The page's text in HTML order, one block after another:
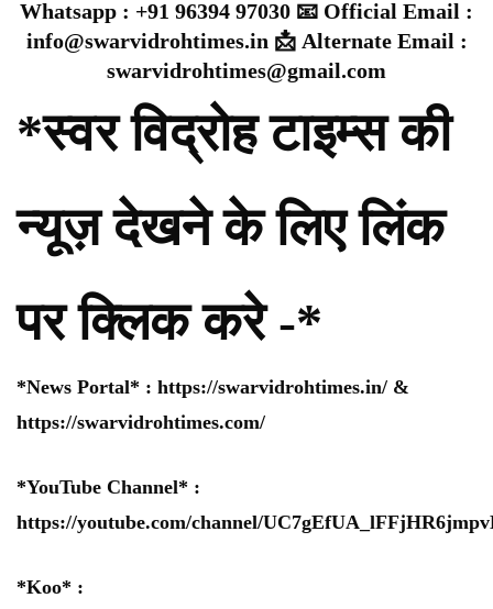
Whatsapp : +91 96394 97030 📧 Official Email :
info@swarvidrohtimes.in 📩 Alternate Email :
swarvidrohtimes@gmail.com
*स्वर विद्रोह टाइम्स की
न्यूज़ देखने के लिए लिंक
पर क्लिक करे -*
*News Portal* : https://swarvidrohtimes.in/ &
https://swarvidrohtimes.com/
*YouTube Channel* :
https://youtube.com/channel/
*Koo* :